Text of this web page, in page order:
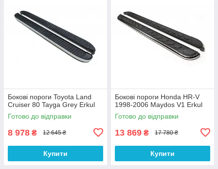
Бокові пороги Toyota Land
Cruiser 80 Tayga Grey Erkul
Готово до відправки
8 978 ₴ 12 645 ₴
Купити
Бокові пороги Honda HR-V
1998-2006 Maydos V1 Erkul
Готово до відправки
13 869 ₴ 17 780 ₴
Купити